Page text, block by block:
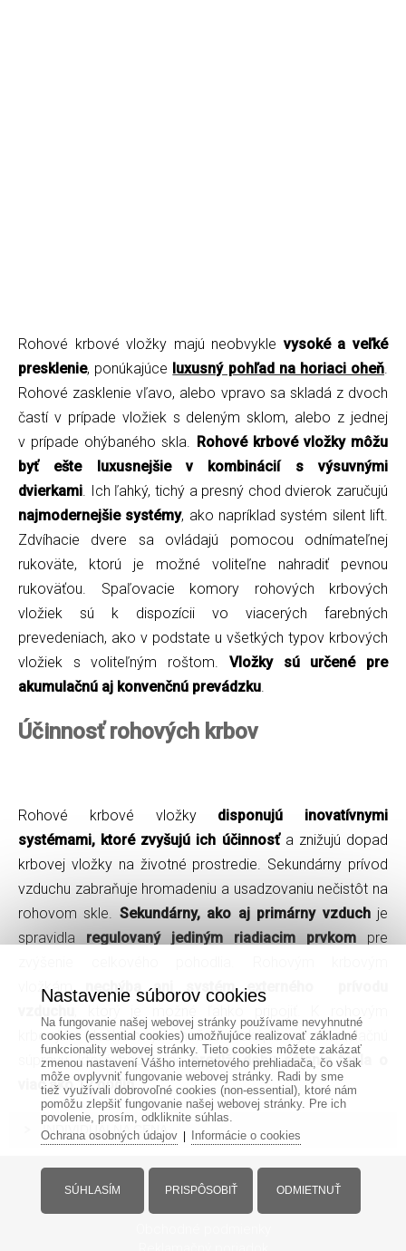
Rohové krbové vložky majú neobvykle vysoké a veľké
presklenie, ponúkajúce luxusný pohľad na horiaci oheň.
Rohové zasklenie vľavo, alebo vpravo sa skladá z dvoch
častí v prípade vložiek s deleným sklom, alebo z jednej
v prípade ohýbaného skla. Rohové krbové vložky môžu
byť ešte luxusnejšie v kombinácií s výsuvnými
dvierkami. Ich ľahký, tichý a presný chod dvierok zaručujú
najmodernejšie systémy, ako napríklad systém silent lift.
Zdvíhacie dvere sa ovládajú pomocou odnímateľnej
rukoväte, ktorú je možné voliteľne nahradiť pevnou
rukoväťou. Spaľovacie komory rohových krbových
vložiek sú k dispozícii vo viacerých farebných
prevedeniach, ako v podstate u všetkých typov krbových
vložiek s voliteľným roštom. Vložky sú určené pre
akumulačnú aj konvenčnú prevádzku.
Účinnosť rohových krbov
Rohové krbové vložky disponujú inovatívnymi
systémami, ktoré zvyšujú ich účinnosťa znižujú dopad
krbovej vložky na životné prostredie. Sekundárny prívod
vzduchu zabraňuje hromadeniu a usadzovaniu nečistôt na
rohovom skle. Sekundárny, ako aj primárny vzduchje
spravidla regulovaný jediným riadiacim prvkom pre
vložkám
nechýba ani systém externého prívodu
krbovým vložkám je možné dokúpiť aj akumulačnú
súpravu, ktorá badateľnepredĺži dobu sálania tepla o
viac ako 12 hodín.
INDIVIDUÁLNA CENA
Informácie
Nastavenie súborov cookies
Na fungovanie našej webovej stránky používame nevyhnutné
cookies (essential cookies) umožňujúce realizovať základné
funkcionality webovej stránky. Tieto cookies môžete zakázať
zmenou nastavení Vášho internetového prehliadača, čo však
môže ovplyvniť fungovanie webovej stránky. Radi by sme
tiež využívali dobrovoľné cookies (non-essential), ktoré nám
pomôžu zlepšiť fungovanie našej webovej stránky. Pre ich
povolenie, prosím, odkliknite súhlas.
Ochrana osobných údajov| Informácie o cookies
SÚHLASÍM PRISPÔSOBIŤ ODMIETNUŤ